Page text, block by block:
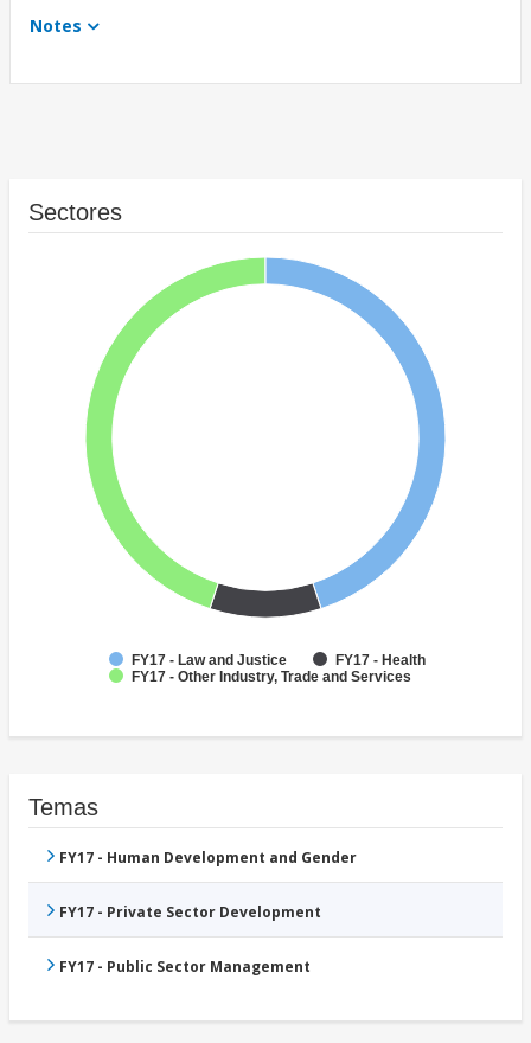
Notes
Sectores
FY17 - Law and Justice
FY17 - Health
FY17 - Other Industry, Trade and Services
Temas
FY17 - Human Development and Gender
FY17 - Private Sector Development
FY17 - Public Sector Management